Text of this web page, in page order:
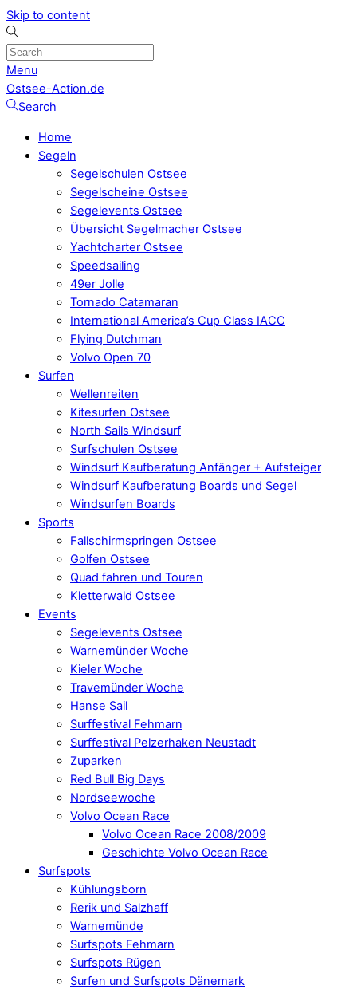
Skip to content
Menu
Ostsee-Action.de
Search
Home
Segeln
Segelschulen Ostsee
Segelscheine Ostsee
Segelevents Ostsee
Übersicht Segelmacher Ostsee
Yachtcharter Ostsee
Speedsailing
49er Jolle
Tornado Catamaran
International America’s Cup Class IACC
Flying Dutchman
Volvo Open 70
Surfen
Wellenreiten
Kitesurfen Ostsee
North Sails Windsurf
Surfschulen Ostsee
Windsurf Kaufberatung Anfänger + Aufsteiger
Windsurf Kaufberatung Boards und Segel
Windsurfen Boards
Sports
Fallschirmspringen Ostsee
Golfen Ostsee
Quad fahren und Touren
Kletterwald Ostsee
Events
Segelevents Ostsee
Warnemünder Woche
Kieler Woche
Travemünder Woche
Hanse Sail
Surffestival Fehmarn
Surffestival Pelzerhaken Neustadt
Zuparken
Red Bull Big Days
Nordseewoche
Volvo Ocean Race
Volvo Ocean Race 2008/2009
Geschichte Volvo Ocean Race
Surfspots
Kühlungsborn
Rerik und Salzhaff
Warnemünde
Surfspots Fehmarn
Surfspots Rügen
Surfen und Surfspots Dänemark